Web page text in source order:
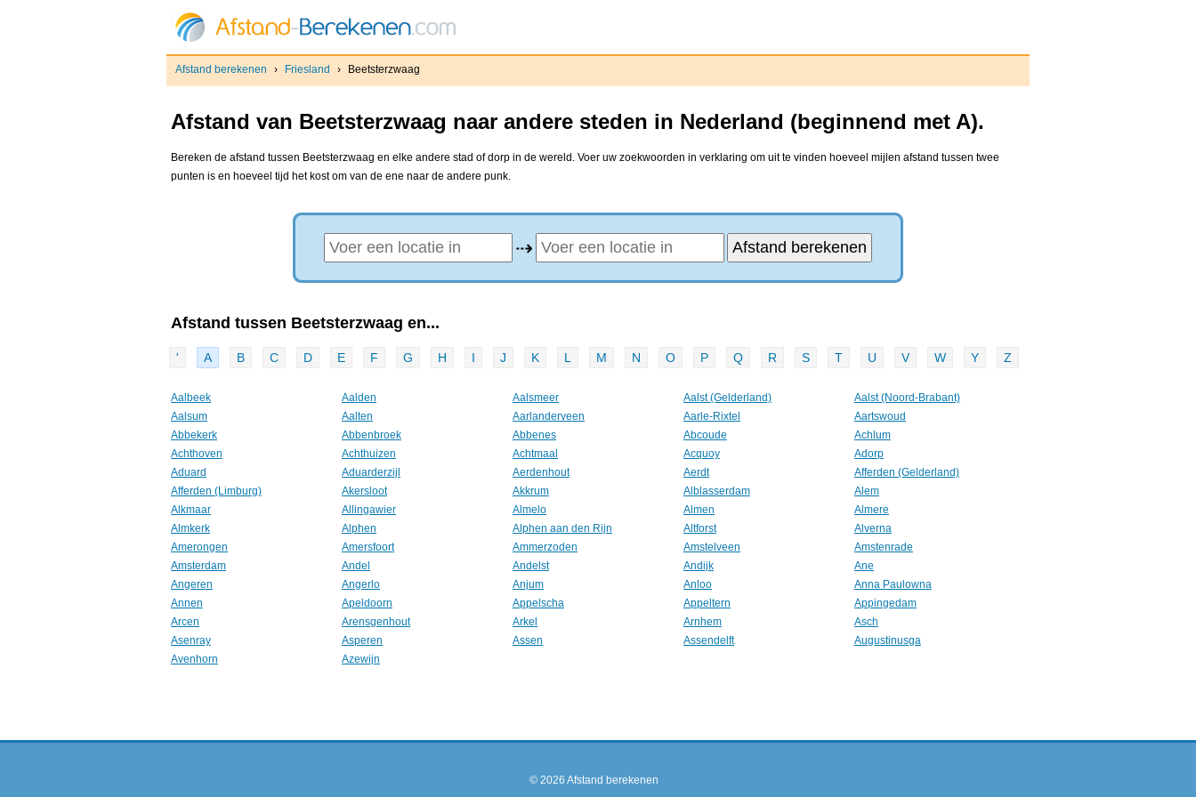
Afstand berekenen › Friesland › Beetsterzwaag
Afstand van Beetsterzwaag naar andere steden in Nederland (beginnend met A).
Bereken de afstand tussen Beetsterzwaag en elke andere stad of dorp in de wereld. Voer uw zoekwoorden in verklaring om uit te vinden hoeveel mijlen afstand tussen twee
punten is en hoeveel tijd het kost om van de ene naar de andere punk.
⇢
Afstand tussen Beetsterzwaag en...
' A B C D E F G H I J K L M N O P Q R S T U V W Y Z
Aalbeek Aalden Aalsmeer Aalst (Gelderland)
Aalst (Noord-Brabant)
Aalsum
Aalten Aarlanderveen Aarle-Rixtel
Aartswoud
Abbekerk
Abbenbroek Abbenes Abcoude
Achlum
Achthoven
Achthuizen Achtmaal Acquoy
Adorp
Aduard
Aduarderzijl Aerdenhout Aerdt
Afferden (Gelderland)
Afferden (Limburg)
Akersloot Akkrum Alblasserdam
Alem
Alkmaar
Allingawier Almelo Almen
Almere
Almkerk
Alphen Alphen aan den Rijn Altforst
Alverna
Amerongen
Amersfoort Ammerzoden Amstelveen
Amstenrade
Amsterdam
Andel Andelst Andijk
Ane
Angeren
Angerlo Anjum Anloo
Anna Paulowna
Annen
Apeldoorn Appelscha Appeltern
Appingedam
Arcen
Arensgenhout Arkel Arnhem
Asch
Asenray
Asperen Assen Assendelft
Augustinusga
Avenhorn
Azewijn
© 2026 Afstand berekenen